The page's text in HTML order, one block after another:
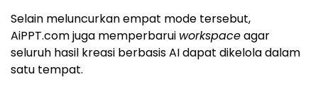
Selain meluncurkan empat mode tersebut,
AiPPT.com juga memperbarui workspaceagar
seluruh hasil kreasi berbasis AI dapat dikelola dalam
satu tempat.